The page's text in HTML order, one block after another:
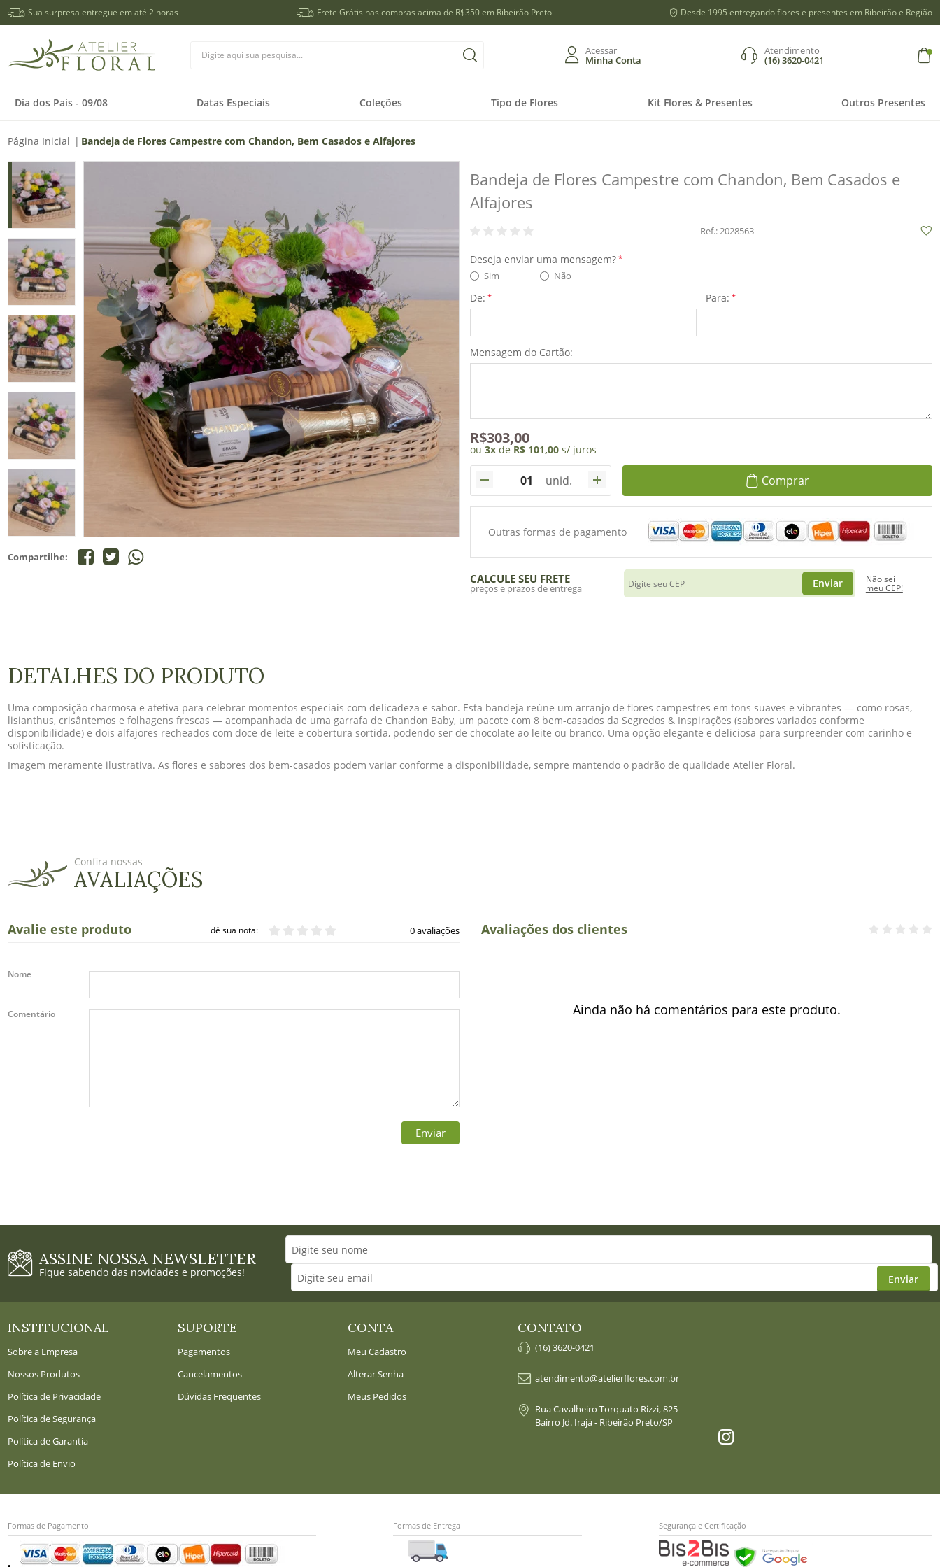
Sua surpresa entregue em até 2 horas Frete Grátis nas compras acima de R$350 em Ribeirão Preto Desde 1995 entregando flores e presentes em Ribeirão e Região
Acessar
Minha Conta
Meus dados
Atendimento
(16) 3620-0421
Dia dos Pais - 09/08 Datas Especiais Coleções Tipo de Flores Kit Flores & Presentes Outros Presentes
Página Inicial | Bandeja de Flores Campestre com Chandon, Bem Casados e Alfajores
Compartilhe:
Bandeja de Flores Campestre com Chandon, Bem Casados e
Alfajores
Ref.: 2028563
*
Deseja enviar uma mensagem?
Sim Não
*
De: *
Para:
Mensagem do Cartão:
R$303,00
ou 3x deR$ 101,00 s/ juros
unid. Comprar
Outras formas de pagamento
CALCULE SEU FRETE
preços e prazos de entrega Enviar Não sei
meu CEP!
DETALHES DO PRODUTO
Uma composição charmosa e afetiva para celebrar momentos especiais com delicadeza e sabor. Esta bandeja reúne um arranjo de flores campestres em tons suaves e vibrantes — como rosas,
lisianthus, crisântemos e folhagens frescas — acompanhada de uma garrafa de Chandon Baby, um pacote com 8 bem-casados da Segredos & Inspirações (sabores variados conforme
disponibilidade) e dois alfajores recheados com doce de leite e cobertura sortida, podendo ser de chocolate ao leite ou branco. Uma opção elegante e deliciosa para surpreender com carinho e
sofisticação.
Imagem meramente ilustrativa. As flores e sabores dos bem-casados podem variar conforme a disponibilidade, sempre mantendo o padrão de qualidade Atelier Floral.
Confira nossas
AVALIAÇÕES
Avalie este produto 0 avaliações
dê sua nota:
Nome
Comentário
Enviar
Avaliações dos clientes
Ainda não há comentários para este produto.
ASSINE NOSSA NEWSLETTER
Fique sabendo das novidades e promoções!
Enviar
INSTITUCIONAL
Sobre a Empresa
Nossos Produtos
Política de Privacidade
Política de Segurança
Política de Garantia
Política de Envio
SUPORTE
Pagamentos
Cancelamentos
Dúvidas Frequentes
CONTA
Meu Cadastro
Alterar Senha
Meus Pedidos
CONTATO
(16)3620-0421
atendimento@atelierflores.com.br
Rua Cavalheiro Torquato Rizzi, 825 -
Bairro Jd. Irajá - Ribeirão Preto/SP
Formas de Pagamento Formas de Entrega Segurança e Certificação